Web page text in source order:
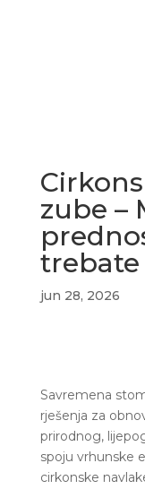
zube –
trebate
jun 28, 2026
Savremena
rješenja za
prirodnog,
spoju vrhunske
cirkonske